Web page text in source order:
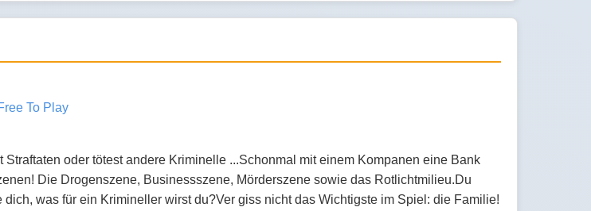
To Play
oder tötest andere Kriminelle ...Schonmal mit einem Kompanen eine Bank
Die Drogenszene, Businessszene, Mörderszene sowie das Rotlichtmilieu.Du
was für ein Krimineller wirst du?Ver giss nicht das Wichtigste im Spiel: die Familie!